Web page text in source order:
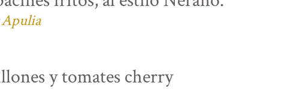
y tomates cherry